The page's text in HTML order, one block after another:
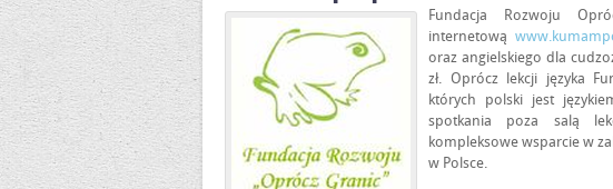
Fundacja Rozwoju
internetową
oraz angielskiego dla
zł. Oprócz lekcji języka
których polski jest
spotkania poza salą
kompleksowe wsparcie w
w Polsce.